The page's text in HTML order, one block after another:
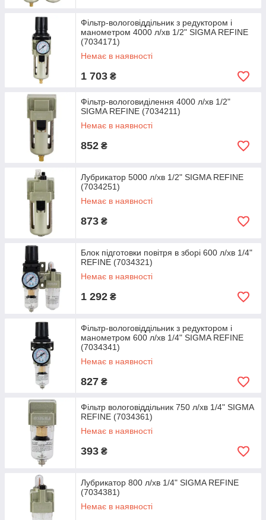
Фільтр-вологовіддільник з редуктором і
манометром 4000 л/хв 1/2" SIGMA REFINE
(7034171)
Немає в наявності
1 703 ₴
Фільтр-вологовиділення 4000 л/хв 1/2"
SIGMA REFINE (7034211)
Немає в наявності
852 ₴
Лубрикатор 5000 л/хв 1/2" SIGMA REFINE
(7034251)
Немає в наявності
873 ₴
Блок підготовки повітря в зборі 600 л/хв 1/4"
REFINE (7034321)
Немає в наявності
1 292 ₴
Фільтр-вологовіддільник з редуктором і
манометром 600 л/хв 1/4" SIGMA REFINE
(7034341)
Немає в наявності
827 ₴
Фільтр вологовіддільник 750 л/хв 1/4" SIGMA
REFINE (7034361)
Немає в наявності
393 ₴
Лубрикатор 800 л/хв 1/4" SIGMA REFINE
(7034381)
Немає в наявності